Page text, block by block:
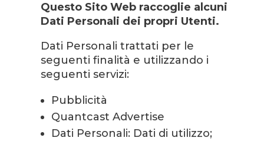
Questo Sito Web raccoglie alcuni
Dati Personali dei propri Utenti.
Dati Personali trattati per le
seguenti finalità e utilizzando i
seguenti servizi:
Pubblicità
Quantcast Advertise
Dati Personali: Dati di utilizzo;